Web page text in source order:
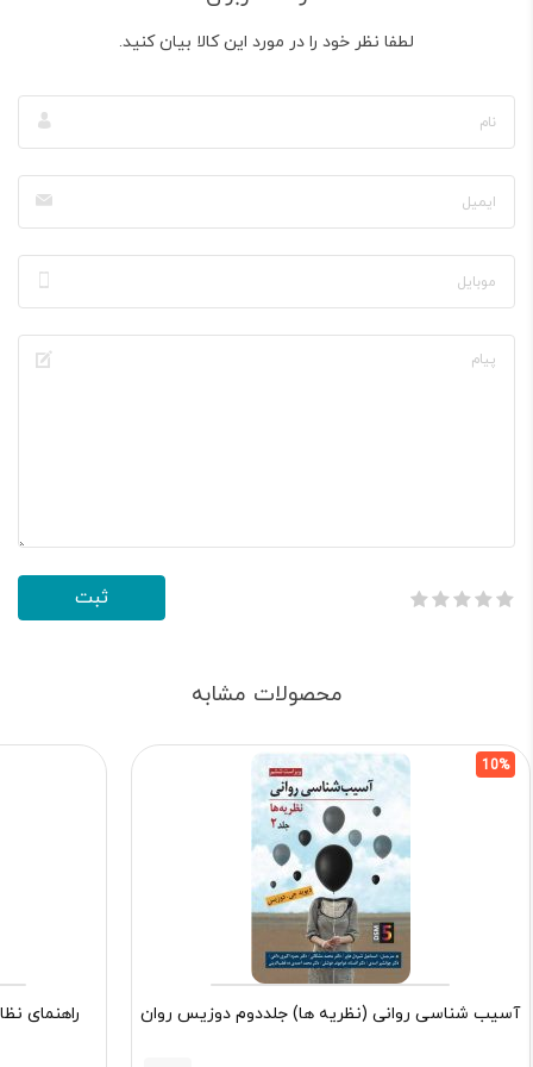
لطفا نظر خود را در مورد این کالا بیان کنید.
محصولات مشابه
10%
آسیب شناسی روانی (نظریه ها) جلددوم دوزیس روان راهنمای